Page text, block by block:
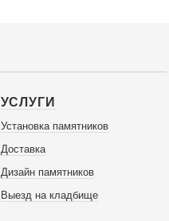
УСЛУГИ
Установка памятников
Доставка
Дизайн памятников
Выезд на кладбище